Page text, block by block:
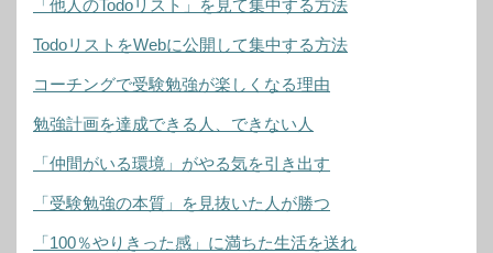
「他人のTodoリスト」を見て集中する方法
TodoリストをWebに公開して集中する方法
コーチングで受験勉強が楽しくなる理由
勉強計画を達成できる人、できない人
「仲間がいる環境」がやる気を引き出す
「受験勉強の本質」を見抜いた人が勝つ
「100％やりきった感」に満ちた生活を送れ